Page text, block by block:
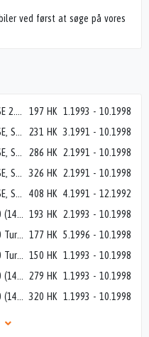
ved først at søge på vores
197 HK 1.1993 - 10.1998
231 HK 3.1991 - 10.1998
286 HK 2.1991 - 10.1998
326 HK 2.1991 - 10.1998
408 HK 4.1991 - 12.1992
193 HK 2.1993 - 10.1998
177 HK 5.1996 - 10.1998
150 HK 1.1993 - 10.1998
279 HK 1.1993 - 10.1998
320 HK 1.1993 - 10.1998